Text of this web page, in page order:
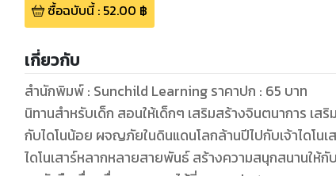
ซื้อฉบับนี้: 52.00 ฿
เกี่ยวกับ
สำนักพิมพ์ : Sunchild Learning ราคาปก : 65 บาท
นิทานสำหรับเด็ก สอนให้เด็กๆ เสริมสร้างจินตนาการ เสริมความรู้ พัฒนาทักษะทางสมอง EF ท่องโลกล้านปี
กับไดโนน้อย ผจญภัยในดินแดนโลกล้านปีไปกับเจ้าไดโนเสาร์ตัวน้อย ที่จะพาเด็ก ๆ ย้อนกลับไปพบกับ
ไดโนเสาร์หลากหลายสายพันธ์ สร้างความสนุกสนานให้กั